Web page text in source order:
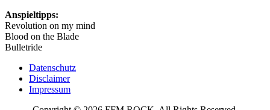
Anspieltipps:
Revolution on my mind
Blood on the Blade
Bulletride
Datenschutz
Disclaimer
Impressum